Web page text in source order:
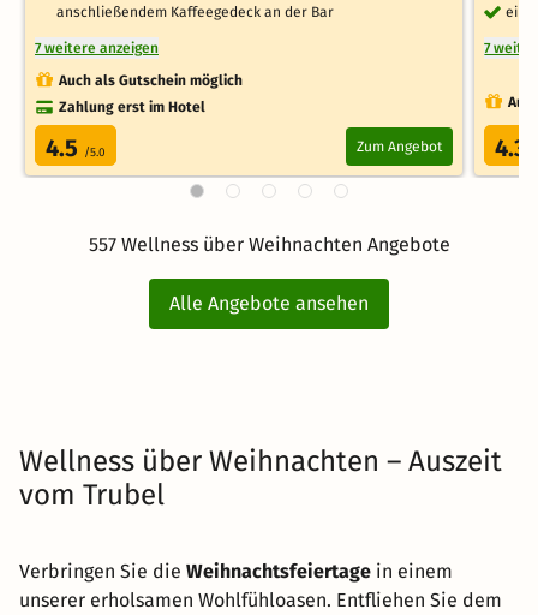
anschließendem Kaffeegedeck an der Bar
7 weitere anzeigen
Auch als Gutschein möglich
Zahlung erst im Hotel
4.5 /5.0 Zum Angebot
ein
7
4.3
557 Wellness über Weihnachten Angebote
Alle Angebote ansehen
Wellness über Weihnachten – Auszeit
vom Trubel
Verbringen Sie die Weihnachtsfeiertage in einem
unserer erholsamen Wohlfühloasen. Entfliehen Sie dem